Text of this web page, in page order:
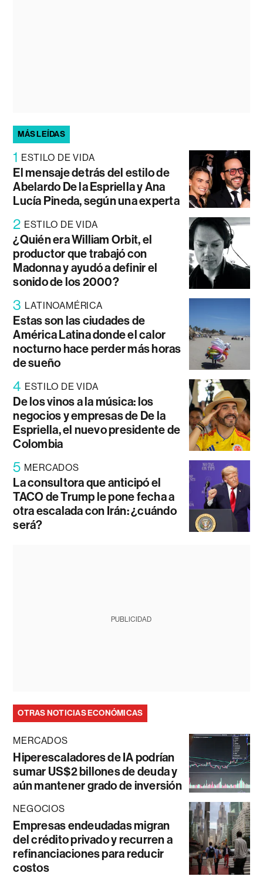
MÁS LEÍDAS
1 ESTILO DE VIDA
El mensaje detrás del estilo de
Abelardo De la Espriella y Ana
Lucía Pineda, según una experta
2 ESTILO DE VIDA
¿Quién era William Orbit, el
productor que trabajó con
Madonna y ayudó a definir el
sonido de los 2000?
3 LATINOAMÉRICA
Estas son las ciudades de
América Latina donde el calor
nocturno hace perder más horas
de sueño
4 ESTILO DE VIDA
De los vinos a la música: los
negocios y empresas de De la
Espriella, el nuevo presidente de
Colombia
5 MERCADOS
La consultora que anticipó el
TACO de Trump le pone fecha a
otra escalada con Irán: ¿cuándo
será?
PUBLICIDAD
OTRAS NOTICIAS ECONÓMICAS
MERCADOS
Hiperescaladores de IA podrían
sumar US$2 billones de deuda y
aún mantener grado de inversión
NEGOCIOS
Empresas endeudadas migran
del crédito privado y recurren a
refinanciaciones para reducir
costos